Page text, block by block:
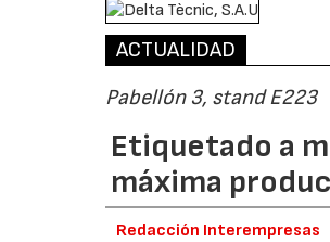
ACTUALIDAD
Pabellón 3, stand E223
Etiquetado a
máxima
Redacción Interempresas